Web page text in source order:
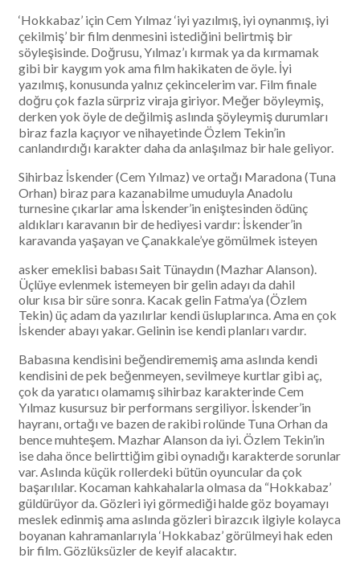
‘Hokkabaz’ için Cem Yılmaz ‘iyi yazılmış, iyi oynanmış, iyi
çekilmiş’ bir film denmesini istediğini belirtmiş bir
söyleşisinde. Doğrusu, Yılmaz’ı kırmak ya da kırmamak
gibi bir kaygım yok ama film hakikaten de öyle. İyi
yazılmış, konusunda yalnız çekincelerim var. Film finale
doğru çok fazla sürpriz viraja giriyor. Meğer böyleymiş,
derken yok öyle de değilmiş aslında şöyleymiş durumları
biraz fazla kaçıyor ve nihayetinde Özlem Tekin’in
canlandırdığı karakter daha da anlaşılmaz bir hale geliyor.
Sihirbaz İskender (Cem Yılmaz) ve ortağı Maradona (Tuna
Orhan) biraz para kazanabilme umuduyla Anadolu
turnesine çıkarlar ama İskender’in eniştesinden ödünç
aldıkları karavanın bir de hediyesi vardır: İskender’in
karavanda yaşayan ve Çanakkale’ye gömülmek isteyen
asker emeklisi babası Sait Tünaydın (Mazhar Alanson).
Üçlüye evlenmek istemeyen bir gelin adayı da dahil
olur kısa bir süre sonra. Kacak gelin Fatma’ya (Özlem
Tekin) üç adam da yazılırlar kendi üsluplarınca. Ama en çok
İskender abayı yakar. Gelinin ise kendi planları vardır.
Babasına kendisini beğendirememiş ama aslında kendi
kendisini de pek beğenmeyen, sevilmeye kurtlar gibi aç,
çok da yaratıcı olamamış sihirbaz karakterinde Cem
Yılmaz kusursuz bir performans sergiliyor. İskender’in
hayranı, ortağı ve bazen de rakibi rolünde Tuna Orhan da
bence muhteşem. Mazhar Alanson da iyi. Özlem Tekin’in
ise daha önce belirttiğim gibi oynadığı karakterde sorunlar
var. Aslında küçük rollerdeki bütün oyuncular da çok
başarılılar. Kocaman kahkahalarla olmasa da “Hokkabaz’
güldürüyor da. Gözleri iyi görmediği halde göz boyamayı
meslek edinmiş ama aslında gözleri birazcık ilgiyle kolayca
boyanan kahramanlarıyla ‘Hokkabaz’ görülmeyi hak eden
bir film. Gözlüksüzler de keyif alacaktır.